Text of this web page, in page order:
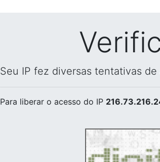
Seu IP fez diversas tentativas
Para liberar o acesso do IP